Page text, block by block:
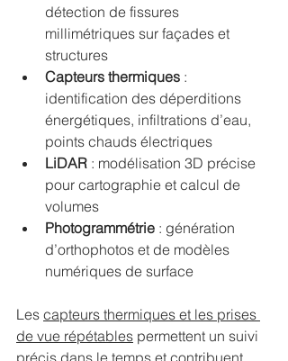
détection de fissures
millimétriques sur façades et
structures
Capteurs thermiques :
identification des déperditions
énergétiques, infiltrations d’eau,
points chauds électriques
LiDAR : modélisation 3D précise
pour cartographie et calcul de
volumes
Photogrammétrie : génération
d’orthophotos et de modèles
numériques de surface
Les capteurs thermiques et les prises
de vue répétables permettent un suivi
précis dans le temps et contribuent